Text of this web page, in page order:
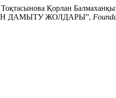
Тоқтасынова Қорлан
ДАМЫТУ ЖОЛДАРЫ”,